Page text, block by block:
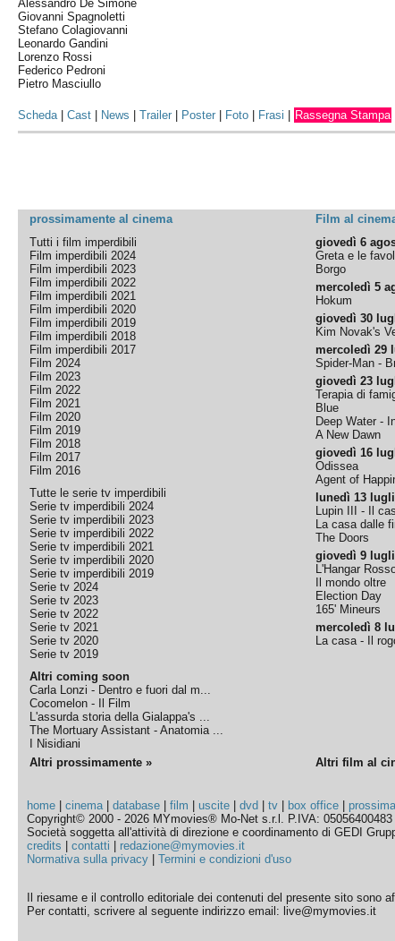
Alessandro De Simone
Giovanni Spagnoletti
Stefano Colagiovanni
Leonardo Gandini
Lorenzo Rossi
Federico Pedroni
Pietro Masciullo
Scheda|Cast News |Trailer Poster Foto Frasi Rassegna Stampa
prossimamente al cinema Film al
Tutti i film imperdibili
Film imperdibili 2024
Film imperdibili 2023
Film imperdibili 2022
Film imperdibili 2021
Film imperdibili 2020
Film imperdibili 2019
Film imperdibili 2018
Film imperdibili 2017
Film 2024
Film 2023
Film 2022
Film 2021
Film 2020
Film 2019
Film 2018
Film 2017
Film 2016
Tutte le serie tv imperdibili
Serie tv imperdibili 2024
Serie tv imperdibili 2023
Serie tv imperdibili 2022
Serie tv imperdibili 2021
Serie tv imperdibili 2020
Serie tv imperdibili 2019
Serie tv 2024
Serie tv 2023
Serie tv 2022
Serie tv 2021
Serie tv 2020
Serie tv 2019
Altri coming soon
Carla Lonzi - Dentro e fuori dal m...
Cocomelon - Il Film
L'assurda storia della Gialappa's ...
The Mortuary Assistant - Anatomia ...
I Nisidiani
giovedì 6
Greta e le
Borgo
mercoledì 5
Hokum
giovedì 30
Kim Novak's
mercoledì 29
Spider-Man -
giovedì 23
Terapia di
Blue
Deep Water -
A New Dawn
giovedì 16
Odissea
Agent of
lunedì 13
Lupin III - Il
La casa dalle
The Doors
giovedì 9
L'Hangar
Il mondo oltre
Election Day
165' Mineurs
mercoledì 8
La casa - Il
Altri prossimamente » Altri film al
home |cinema|database |film |uscite |dvd |tv box office
Copyright© 2000 - 2026 MYmovies® Mo-Net s.r.l. P.IVA:
Società soggetta all'attività di direzione e coordinamento di GEDI
credits |contatti
redazione@mymovies.it
Normativa sulla privacy |Termini e condizioni d'uso
Il riesame e il controllo editoriale dei contenuti del presente sito sono
Per contatti, scrivere al seguente indirizzo email: live@mymovies.it